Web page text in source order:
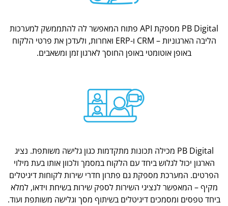
PB Digital מספקת API פתוח המאפשר לה להתממשק למערכות
הליבה הארגוניות – CRM ו-ERP ואחרות, ולעדכן את פרטי הלקוח
באופן אוטומטי באופן החוסך לארגון זמן ומשאבים.
PB Digital מכילה תכונות מתקדמות כגון גלישה משותפת. נציג
הארגון יכול לגלוש ביחד עם הלקוח במסמך ולכוון אותו בעת מילוי
הפרטים. המערכת מספקת גם פתרון חדרי שירות לקוחות דיגיטלים
מקיף – המאפשר לנציגי השירות לספק שירות בשיחת וידאו, למלא
ביחד טפסים ומסמכים דיגיטלים בשיתוף מסך וגלישה משותפת ועוד.